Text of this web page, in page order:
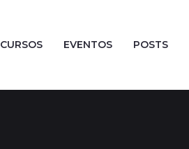
CURSOS EVENTOS POSTS